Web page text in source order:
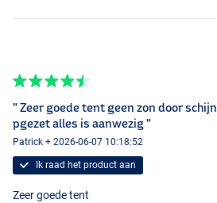
" Zeer goede tent geen zon door
pgezet alles is aanwezig "
Patrick + 2026-06-07 10:18:52
Ik raad het product aan
Zeer goede tent